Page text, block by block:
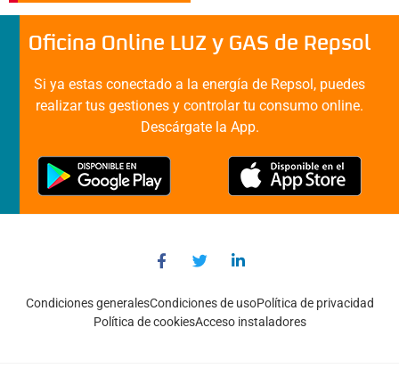
Oficina Online LUZ y GAS de Repsol
Si ya estas conectado a la energía de Repsol, puedes
realizar tus gestiones y controlar tu consumo online.
Descárgate la App.
Condiciones generalesCondiciones de usoPolítica de privacidad
Política de cookiesAcceso instaladores